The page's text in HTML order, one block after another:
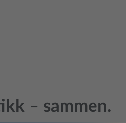
– sammen.